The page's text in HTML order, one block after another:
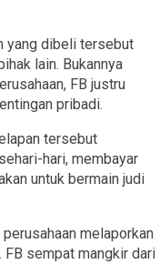
yang dibeli tersebut
lain. Bukannya
FB justru
pribadi.
tersebut
hari, membayar
untuk bermain judi
melaporkan
sempat mangkir dari